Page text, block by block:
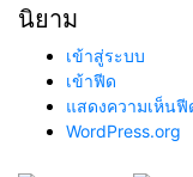
นิยาม
เข้าสู่ระบบ
เข้าฟีด
แสดงความเห็นฟี
WordPress.org